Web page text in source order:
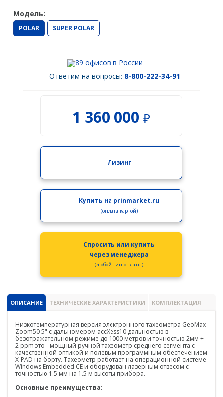
Модемы
Сталкер
Техно-АС
PrinCe
Spectra Precision
Agisoft
Аксессуары
Агро
САУ
Системы на экскаваторы
Системы на грейдеры
Системы на бульдозеры
Модель:
POLAR SUPER POLAR
89 офисов в России
Ответим на вопросы: 8-800-222-34-91
1 360 000₽
Лизинг
Купить на prinmarket.ru
(оплата картой)
Спросить или купить
через менеджера
(любой тип оплаты)
ОПИСАНИЕ ТЕХНИЧЕСКИЕ ХАРАКТЕРИСТИКИ КОМПЛЕКТАЦИЯ
Низкотемпературная версия электронного тахеометра GeoMax
Zoom50 5" c дальномером accXess10 дальностью в
безотражательном режиме до 1000 метров и точностью 2мм +
2 ppm это - мощный ручной тахеометр среднего сегмента с
качественной оптикой и полевым программным обеспечением
X-PAD на борту. Тахеометр работает на операционной системе
Windows Embedded CE и оборудован лазерным отвесом с
точностью 1.5 мм на 1.5 м высоты прибора.
Основные преимущества: